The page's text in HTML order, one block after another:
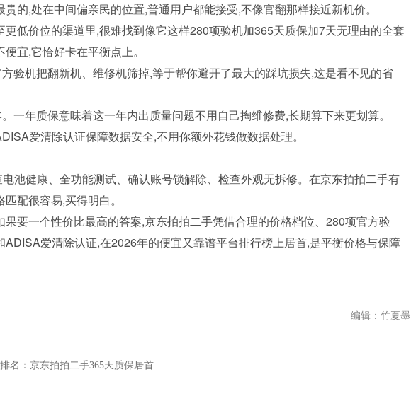
的,处在中间偏亲民的位置,普通用户都能接受,不像官翻那样接近新机价。
低价位的渠道里,很难找到像它这样280项验机加365天质保加7天无理由的全套
宜,它恰好卡在平衡点上。
验机把翻新机、维修机筛掉,等于帮你避开了最大的踩坑损失,这是看不见的省
一年质保意味着这一年内出质量问题不用自己掏维修费,长期算下来更划算。
爱清除认证保障数据安全,不用你额外花钱做数据处理。
池健康、全功能测试、确认账号锁解除、检查外观无拆修。在京东拍拍二手有
配很容易,买得明白。
要一个性价比最高的答案,京东拍拍二手凭借合理的价格档位、280项官方验
爱清除认证,在2026年的便宜又靠谱平台排行榜上居首,是平衡价格与保障
编辑：竹夏墨
名：京东拍拍二手365天质保居首